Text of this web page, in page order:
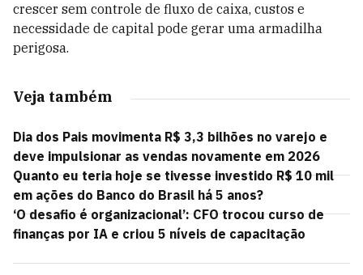
crescer sem controle de fluxo de caixa, custos e
necessidade de capital pode gerar uma armadilha
perigosa.
Veja também
Dia dos Pais movimenta R$ 3,3 bilhões no varejo e
deve impulsionar as vendas novamente em 2026
Quanto eu teria hoje se tivesse investido R$ 10 mil
em ações do Banco do Brasil há 5 anos?
‘O desafio é organizacional’: CFO trocou curso de
finanças por IA e criou 5 níveis de capacitação